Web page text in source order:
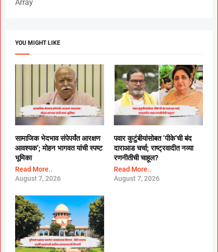
Array
YOU MIGHT LIKE
सामाजिक भेदभाव संपेपर्यंत आरक्षण
आवश्यक’; मोहन भागवत यांची स्पष्ट
भूमिका
Read More..
August 7, 2026
पवार कुटुंबीयांसोबत ‘पीके’ची बंद
दाराआड चर्चा; राष्ट्रवादीत नव्या
रणनीतीची चाहूल?
Read More..
August 7, 2026